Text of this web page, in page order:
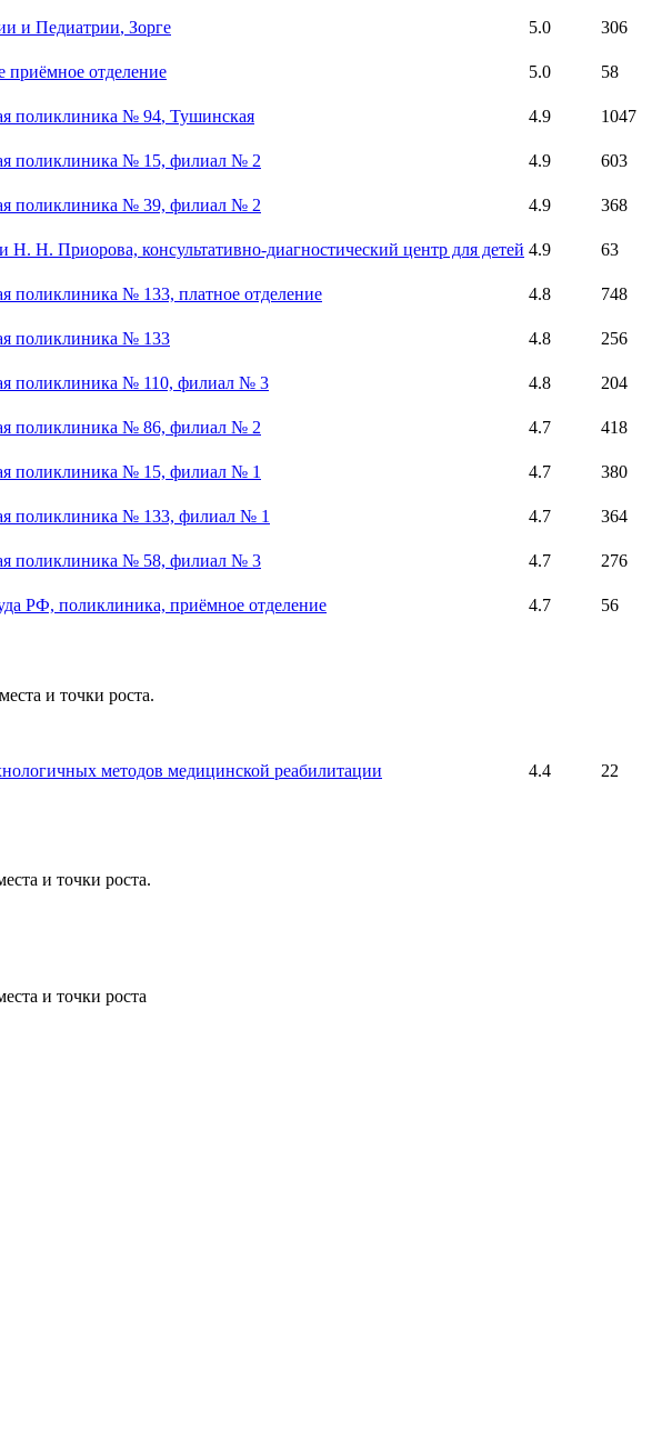
и Педиатрии, Зорге 5.0
306
отделение 5.0
58
поликлиника № 94, Тушинская 4.9
1047
поликлиника № 15, филиал № 2 4.9
603
поликлиника № 39, филиал № 2 4.9
368
Н. Приорова, консультативно-диагностический центр для детей 4.9
63
поликлиника № 133, платное отделение 4.8
748
поликлиника № 133 4.8
256
поликлиника № 110, филиал № 3 4.8
204
поликлиника № 86, филиал № 2 4.7
418
поликлиника № 15, филиал № 1 4.7
380
поликлиника № 133, филиал № 1 4.7
364
поликлиника № 58, филиал № 3 4.7
276
РФ, поликлиника, приёмное отделение 4.7 56
и точки роста.
методов медицинской реабилитации 4.4
22
и точки роста.
и точки роста